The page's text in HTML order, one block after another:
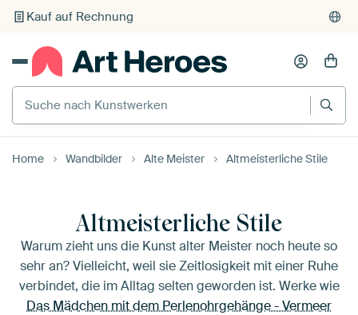
Individueller Druck auf Bestellung
Suche nach Kunstwerken
Home Wandbilder Alte Meister Altmeisterliche Stile
Altmeisterliche Stile
Warum zieht uns die Kunst alter Meister noch heute so
sehr an? Vielleicht, weil sie Zeitlosigkeit mit einer Ruhe
verbindet, die im Alltag selten geworden ist. Werke wie
Das Mädchen mit dem Perlenohrgehänge - Vermeer